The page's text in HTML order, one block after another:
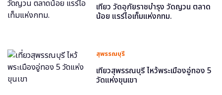
เที่ยว วัดอุภัยราชบำรุง วัดญวน ตลาด
น้อย แรร์ไอเท็มแห่งกทม.
สุพรรณบุรี
เที่ยวสุพรรณบุรี ไหว้พระเมืองอู่ทอง 5
วัดแห่งขุนเขา